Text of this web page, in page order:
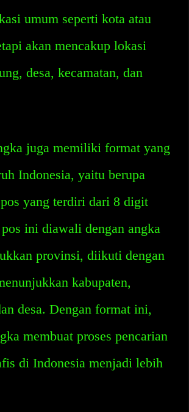
umum seperti kota atau
akan mencakup lokasi
desa, kecamatan, dan
juga memiliki format yang
Indonesia, yaitu berupa
yang terdiri dari 8 digit
ini diawali dengan angka
provinsi, diikuti dengan
kabupaten,
desa. Dengan format ini,
membuat proses pencarian
di Indonesia menjadi lebih